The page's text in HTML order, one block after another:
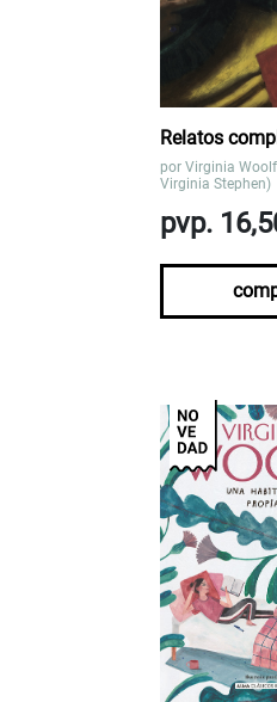
Relatos
por Virginia
Virginia Stephen)
pvp.